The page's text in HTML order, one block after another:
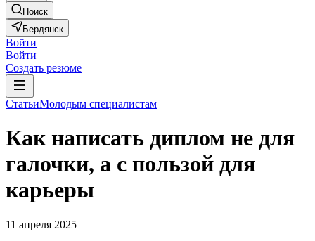
Поиск
Бердянск
Войти
Войти
Создать резюме
СтатьиМолодым специалистам
Как написать диплом не для
галочки, а с пользой для
карьеры
11 апреля 2025